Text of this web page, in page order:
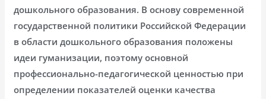
дошкольного образования. В основу современной
государственной политики Российской Федерации
в области дошкольного образования положены
идеи гуманизации, поэтому основной
профессионально-педагогической ценностью при
определении показателей оценки качества